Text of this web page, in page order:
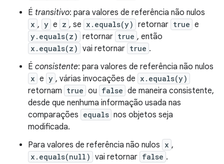
É transitivo: para valores de referência não nulos
x , y e z , se x.equals(y) retornar true e
y.equals(z) retornar true , então
x.equals(z) vai retornar true .
É consistente: para valores de referência não nulos
x e y , várias invocações de x.equals(y)
retornam true ou false de maneira consistente,
desde que nenhuma informação usada nas
comparações equals nos objetos seja
modificada.
Para valores de referência não nulos x ,
x.equals(null) vai retornar false .